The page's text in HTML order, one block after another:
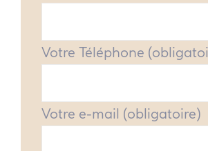
Votre Téléphone
Votre e-mail (obligatoire)